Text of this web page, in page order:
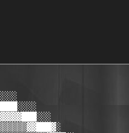
██████████████████▓▒░███████████████████████████████████████████████▓░██████████
███████████████████▓▒░█████████████████████████████████████████████▓▒░██████████
████████████████████▓▒░███████████████████████████████████████████▓░░███████████
█████████████████████▓▓▒░██████████████████████████████████████▓▓░░█████████████
███████████████████████▓▓▒░██████████████████████████████████▓▒░████████████████
█████████████████████████▓▓▓▒░████████████████████████████▓▓▒░░█████████████████
████████████████████████████▓▒░▓▓▓▓▓▓▓▓▓▓▓▓▓▓▓▓▓▓▓▓▓▓▓▓▓▓▒▒▒████████████████████
█████████▓▓▓▓▓██████████████████████████████████████████████████████████████████
████████▓▒░░░▒▓████████████▒░░░░▓█▓░░░░░███░░░░░███████░░░░░░▒███████░░░░▒▓▓████
██████▓▓▒░███▓▒▓██████████░██████▓██████▓░░█████▓█████░░██████▓████▒▒███████▓███
████▓▓▒░██████▓▒▓█████████▒░████▓▒░████▓░████░░██▓███░█████▓███▓▓▓░▒░██▓███▓▒███
███▓▒░███▓░████▓▒▓▓▓▓▓▓▓▓▓▒░████▓░████▓░░███▓░▒███▓██░███▓▒░████▓░▓░██▓░███▓▒███
██▓▒░███▓▒░██▓▒░░░░▒▒░░░░▒░█████▓█████▓▒░███▓▒▒░███▓▒░███▓░▒░███▓▒▓░██▓░███▓░███
█▒▒░███▓▒▒▒▒▒▒░████▓░████▓░█████▓█████▓▒░███▓▒░████▓▒░███▓▒░████▓▒░██▓░███▓▓░███
█▓▒░████▓░░░██▓░███▓░███▓░███████████▓▒░███▓▒▒░████▓░███▓▒▒░████▓▒░███████▓░░███
██▓░██████████▓░███▓███▓▒░███████▓███▓▒░███▓▒▒░████▓░███▓▒▒░████▓░████████▓░ ███
██▓▒▒▒▒▒░█████▓░██▓░███▓▒░██▓███▓░███▓▒░███▓▒░████▓ ░███▓▒░████▓░███▒▒░███▓░ ███
██▓▒░░▒▒▒░████▓███▓░██▓▒░██▓░███▓███▓▒░███▓▒▒░███▓ ░███▓▒▒░███▓░███▓▒░████▓░ ███
█▓▒░██▓▒▒░███▓░███▓██▓▒▒░██▓░██▓░███▓▒░███▓░░███▓  ░███▓▒░███▓░███▓▒▒░███▓▒  ███
█░████▓▒▒░██▓  ░████▓ ▒░██▓░██▓░████▓▒░███▓████▓  ░████▓████▓████▓░░░████▓▒  ███
█▒░████▓░██▓  ░████▓  ░████▓██░█████▓░███████▓░  ░███████▓   ░██▓░████████▓  ███
██░░██████▓   ░███▓    ▓▓▓▓    ▓▓▓▓▓▒░███▓▓▓▓     ▓▓▓▓▓▓▓     ▓▓  ▓▓▓▓▓▓▓▓   ███
███░▓▓▓▓▓▓   ░███▓                  ░███▓                                    ███
███ ██████  ░██▓  ████████████████  ░███▓ ██████████████████████████████████ ███
███ █      ░██▓                    ░███▓                    █ General info █ ███
███ █     ░█▓                      ░███▓                    ▀▀▀▀▀▀▀▀▀▀▀▀▀▀▀█ ███
███ █      ▓                      ░███▓                                    █ ███
███ █                             ░██▓                                     █ ███
███ █                             ░█▓                                      █ ███
███ █                              ▓                                       █ ███
███ █                                                                      █ ███
███ █     PDA Solutions 4U Fuel Trakker .NET v1.0 ARM PPC2002 *Cracked*    █ ███
███ █                                                                      █ ███
███ █                                                                      █ ███
███ █            Version .......................: v1.0                     █ ███
███ █            Operating System ..............: ARM:PPC2002              █ ███
███ █            Releasename ...................: sym-1146                 █ ███
███ █            Releasetype ...................: Cracked                  █ ███
███ █            Releasedate ...................: 08-02-07                 █ ███
███ █            Disks .........................: 1                        █ ███
███ █                                                                      █ ███
███ █                                                                      █ ███
███ ▓                                                                      ▓ ███
███ ▓           ░                      ░                      ░            ▓ ███
███ ▒           █                      █                      █            ▒ ███
███ ▒          ░█░                    ░█░                    ░█░           ▒ ███
███ ░          █░█                    █░█                    █░█           ░ ███
███ ░         ░█ █░                  ░█ █░                  ░█ █░          ░ ███
███         ░░█░  █                ░░█░ ░█░░              ░░█░ ░█            ███
███ ██████████░   █░ ░███████████████░   ░██████████████████░   █░ ░████████ ███
███               ░█ █░░                                        ░█ █░░       ███
███ █              █░█         ▄▄▄▄▄▄▄▄▄▄▄▄▄▄▄▄▄                 █░█       █ ███
███ █              ░█░         █  Description  █                 ░█░       █ ███
███ █               █          ▀▀▀▀▀▀▀▀▀▀▀▀▀▀▀▀▀